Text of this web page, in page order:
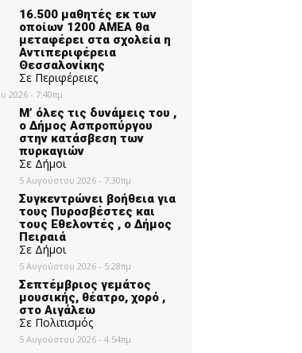
16.500 μαθητές εκ των
οποίων 1200 ΑΜΕΑ θα
μεταφέρει στα σχολεία η
Αντιπεριφέρεια
Θεσσαλονίκης
Σε Περιφέρειες
2026 - 7:40πμ
Μ’ όλες τις δυνάμεις του ,
ο Δήμος Ασπροπύργου
στην κατάσβεση των
πυρκαγιών
Σε Δήμοι
5 Αυγούστου 2026 - 7:30πμ
Συγκεντρώνει βοήθεια για
τους Πυροσβέστες και
τους Εθελοντές , ο Δήμος
Πειραιά
Σε Δήμοι
5 Αυγούστου 2026 - 5:28πμ
Σεπτέμβριος γεμάτος
μουσικής, θέατρο, χορό ,
στο Αιγάλεω
Σε Πολιτισμός
5 Αυγούστου 2026 - 4:54πμ